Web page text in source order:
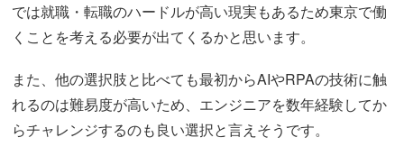
では就職・転職のハードルが高い現実もあるため東京で働
くことを考える必要が出てくるかと思います。
また、他の選択肢と比べても最初からAIやRPAの技術に触
れるのは難易度が高いため、エンジニアを数年経験してか
らチャレンジするのも良い選択と言えそうです。